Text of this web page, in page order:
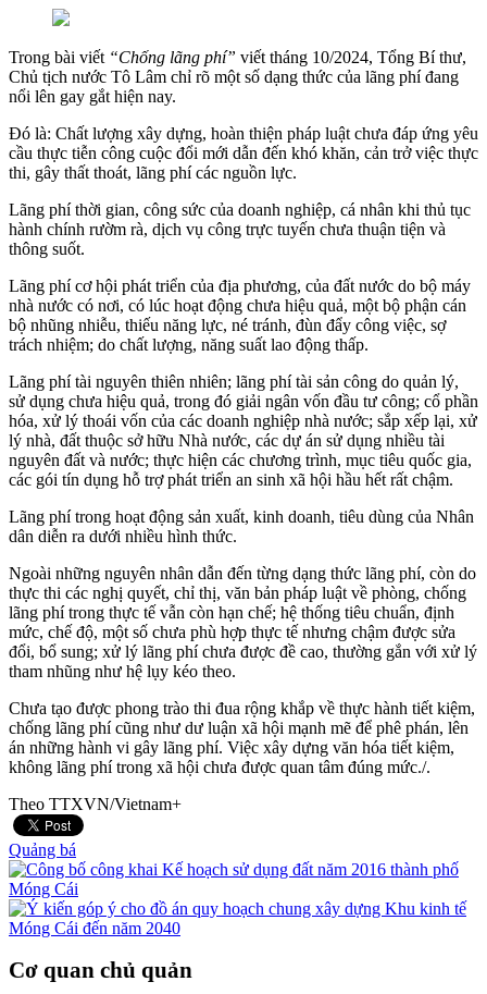
Trong bài viết “Chống lãng phí” viết tháng 10/2024, Tổng Bí thư,
Chủ tịch nước Tô Lâm chỉ rõ một số dạng thức của lãng phí đang
nổi lên gay gắt hiện nay.
Đó là: Chất lượng xây dựng, hoàn thiện pháp luật chưa đáp ứng yêu
cầu thực tiễn công cuộc đổi mới dẫn đến khó khăn, cản trở việc thực
thi, gây thất thoát, lãng phí các nguồn lực.
Lãng phí thời gian, công sức của doanh nghiệp, cá nhân khi thủ tục
hành chính rườm rà, dịch vụ công trực tuyến chưa thuận tiện và
thông suốt.
Lãng phí cơ hội phát triển của địa phương, của đất nước do bộ máy
nhà nước có nơi, có lúc hoạt động chưa hiệu quả, một bộ phận cán
bộ nhũng nhiễu, thiếu năng lực, né tránh, đùn đẩy công việc, sợ
trách nhiệm; do chất lượng, năng suất lao động thấp.
Lãng phí tài nguyên thiên nhiên; lãng phí tài sản công do quản lý,
sử dụng chưa hiệu quả, trong đó giải ngân vốn đầu tư công; cổ phần
hóa, xử lý thoái vốn của các doanh nghiệp nhà nước; sắp xếp lại, xử
lý nhà, đất thuộc sở hữu Nhà nước, các dự án sử dụng nhiều tài
nguyên đất và nước; thực hiện các chương trình, mục tiêu quốc gia,
các gói tín dụng hỗ trợ phát triển an sinh xã hội hầu hết rất chậm.
Lãng phí trong hoạt động sản xuất, kinh doanh, tiêu dùng của Nhân
dân diễn ra dưới nhiều hình thức.
Ngoài những nguyên nhân dẫn đến từng dạng thức lãng phí, còn do
thực thi các nghị quyết, chỉ thị, văn bản pháp luật về phòng, chống
lãng phí trong thực tế vẫn còn hạn chế; hệ thống tiêu chuẩn, định
mức, chế độ, một số chưa phù hợp thực tế nhưng chậm được sửa
đổi, bổ sung; xử lý lãng phí chưa được đề cao, thường gắn với xử lý
tham nhũng như hệ lụy kéo theo.
Chưa tạo được phong trào thi đua rộng khắp về thực hành tiết kiệm,
chống lãng phí cũng như dư luận xã hội mạnh mẽ để phê phán, lên
án những hành vi gây lãng phí. Việc xây dựng văn hóa tiết kiệm,
không lãng phí trong xã hội chưa được quan tâm đúng mức./.
Theo TTXVN/Vietnam+
Quảng bá
Cơ quan chủ quản